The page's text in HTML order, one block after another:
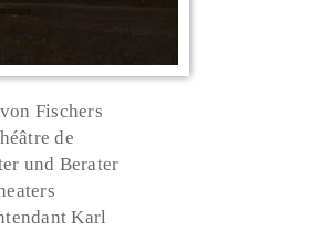
Fischers
de
und Berater
Karl